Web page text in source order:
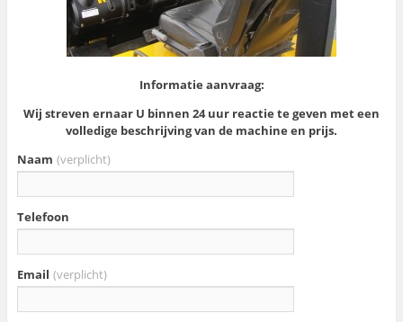
Informatie aanvraag:
Wij streven ernaar U binnen 24 uur reactie te geven met een
volledige beschrijving van de machine en prijs.
Naam (verplicht)
Telefoon
Email (verplicht)